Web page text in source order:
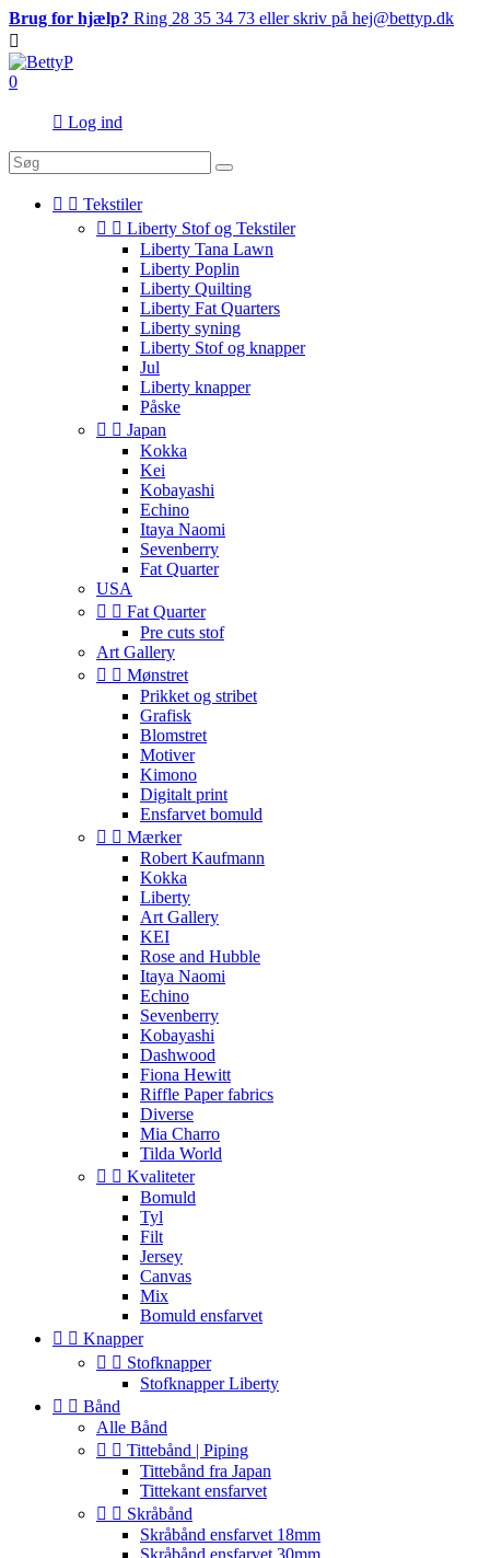
Brug for hjælp? Ring 28 35 34 73 eller skriv på hej@bettyp.dk

0
 Log ind
  Tekstiler
  Liberty Stof og Tekstiler
Liberty Tana Lawn
Liberty Poplin
Liberty Quilting
Liberty Fat Quarters
Liberty syning
Liberty Stof og knapper
Jul
Liberty knapper
Påske
  Japan
Kokka
Kei
Kobayashi
Echino
Itaya Naomi
Sevenberry
Fat Quarter
USA
  Fat Quarter
Pre cuts stof
Art Gallery
  Mønstret
Prikket og stribet
Grafisk
Blomstret
Motiver
Kimono
Digitalt print
Ensfarvet bomuld
  Mærker
Robert Kaufmann
Kokka
Liberty
Art Gallery
KEI
Rose and Hubble
Itaya Naomi
Echino
Sevenberry
Kobayashi
Dashwood
Fiona Hewitt
Riffle Paper fabrics
Diverse
Mia Charro
Tilda World
  Kvaliteter
Bomuld
Tyl
Filt
Jersey
Canvas
Mix
Bomuld ensfarvet
  Knapper
  Stofknapper
Stofknapper Liberty
  Bånd
Alle Bånd
  Tittebånd | Piping
Tittebånd fra Japan
Tittekant ensfarvet
  Skråbånd
Skråbånd ensfarvet 18mm
Skråbånd ensfarvet 30mm